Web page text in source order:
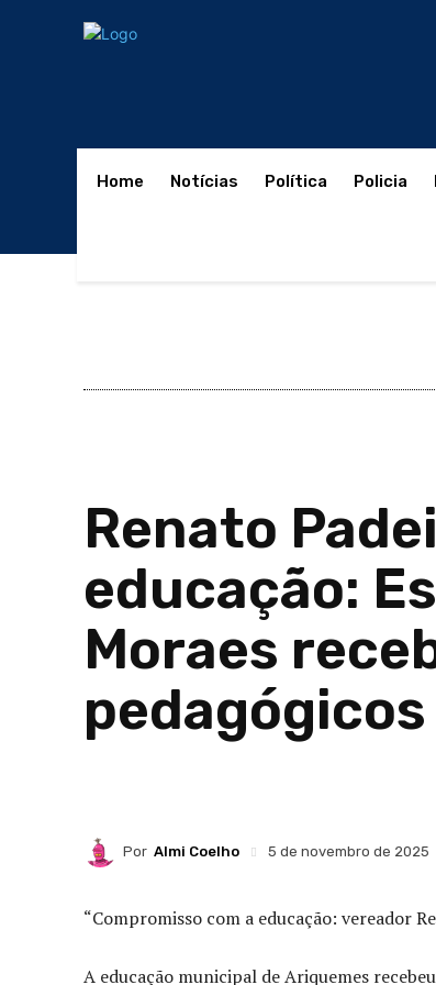
Home Notícias Política Policia
Renato
educação:
Moraes
pedagógicos
Por Almi Coelho 5 de novembro de 2025
“Compromisso com a educação: vereador
A educação municipal de Ariquemes